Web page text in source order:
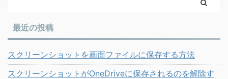
最近の投稿
スクリーンショットを画面ファイルに保存する方法
スクリーンショットがOneDriveに保存されるのを解除す